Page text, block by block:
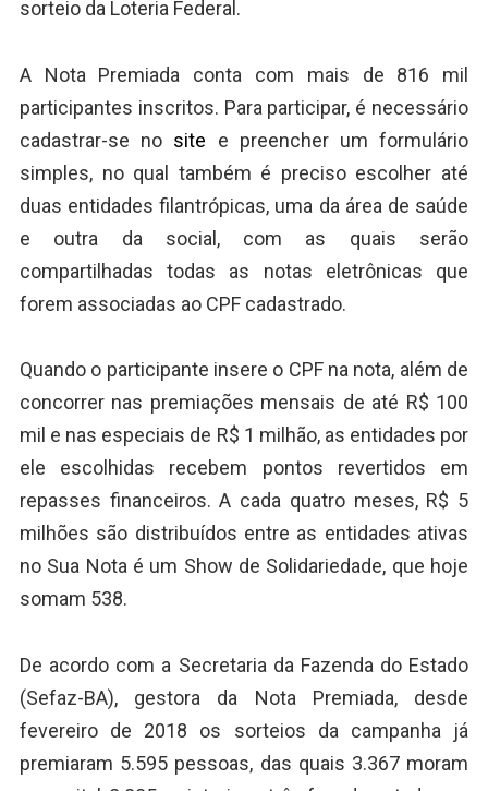
sorteio da Loteria Federal.
A Nota Premiada conta com mais de 816 mil
participantes inscritos. Para participar, é necessário
cadastrar-se no site e preencher um formulário
simples, no qual também é preciso escolher até
duas entidades filantrópicas, uma da área de saúde
e outra da social, com as quais serão
compartilhadas todas as notas eletrônicas que
forem associadas ao CPF cadastrado.
Quando o participante insere o CPF na nota, além de
concorrer nas premiações mensais de até R$ 100
mil e nas especiais de R$ 1 milhão, as entidades por
ele escolhidas recebem pontos revertidos em
repasses financeiros. A cada quatro meses, R$ 5
milhões são distribuídos entre as entidades ativas
no Sua Nota é um Show de Solidariedade, que hoje
somam 538.
De acordo com a Secretaria da Fazenda do Estado
(Sefaz-BA), gestora da Nota Premiada, desde
fevereiro de 2018 os sorteios da campanha já
premiaram 5.595 pessoas, das quais 3.367 moram